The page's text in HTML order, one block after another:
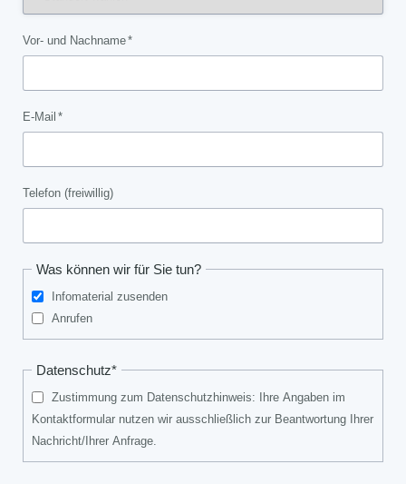
Pflichtfeld
Vor- und Nachname*
Pflichtfeld
E-Mail *
Telefon (freiwillig)
Was können wir für Sie tun?
Infomaterial zusenden
Anrufen
Pflichtfeld
Datenschutz*
Zustimmung zum Datenschutzhinweis: Ihre Angaben im
Kontaktformular nutzen wir ausschließlich zur Beantwortung Ihrer
Nachricht/Ihrer Anfrage.